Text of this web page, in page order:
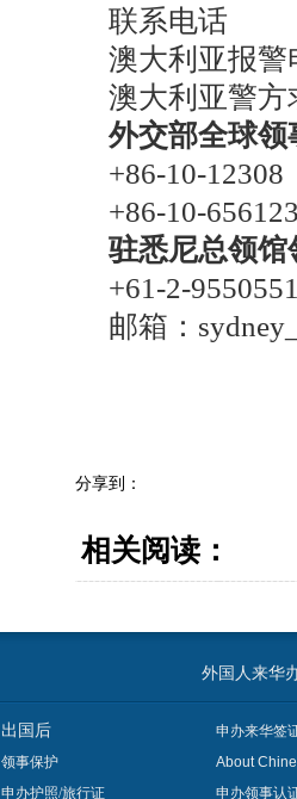
联系电话
澳大利亚报警
澳大利亚警方
外交部全球领
+86-10-12308
+86-10-
驻悉尼总领
+61-2-
邮箱：
分享到：
相关阅读：
外国人来华
出国后
领事保护
申办护照/旅行证
申办来华签
About
申办领事认